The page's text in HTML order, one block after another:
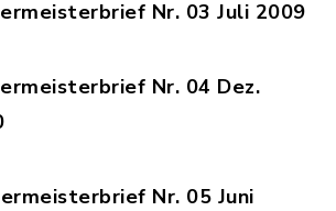
Nr. 03 Juli 2009
Nr. 04 Dez.
Nr. 05 Juni